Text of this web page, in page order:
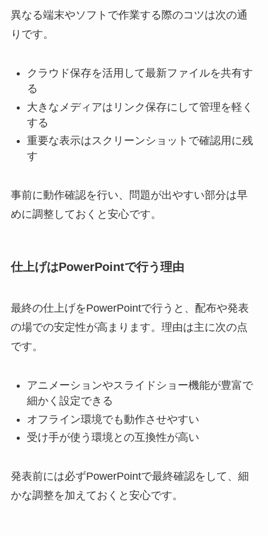
異なる端末やソフトで作業する際のコツは次の通
りです。
クラウド保存を活用して最新ファイルを共有す
る
大きなメディアはリンク保存にして管理を軽く
する
重要な表示はスクリーンショットで確認用に残
す
事前に動作確認を行い、問題が出やすい部分は早
めに調整しておくと安心です。
仕上げはPowerPointで行う理由
最終の仕上げをPowerPointで行うと、配布や発表
の場での安定性が高まります。理由は主に次の点
です。
アニメーションやスライドショー機能が豊富で
細かく設定できる
オフライン環境でも動作させやすい
受け手が使う環境との互換性が高い
発表前には必ずPowerPointで最終確認をして、細
かな調整を加えておくと安心です。